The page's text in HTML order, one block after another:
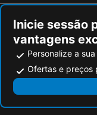
Inicie sessão
vantagens
Personalize a
Ofertas e preços